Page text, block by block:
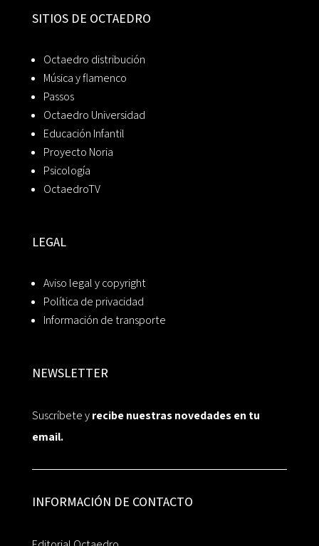
SITIOS DE OCTAEDRO
Octaedro distribución
Música y flamenco
Passos
Octaedro Universidad
Educación Infantil
Proyecto Noria
Psicología
OctaedroTV
LEGAL
Aviso legal y copyright
Política de privacidad
Información de transporte
NEWSLETTER
Suscríbete yrecibe nuestras novedades en tu
email.
INFORMACIÓN DE CONTACTO